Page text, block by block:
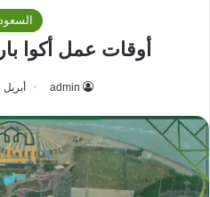
أوقات عمل أكوا بارك
admin أبريل 13, 2026